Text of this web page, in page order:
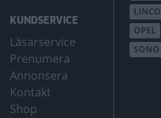
KUNDSERVICE
Läsarservice
Prenumera
Annonsera
Kontakt
Shop
OPEL